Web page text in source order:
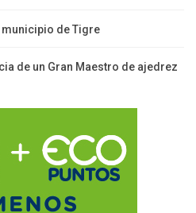
de Tigre
de un Gran Maestro de ajedrez